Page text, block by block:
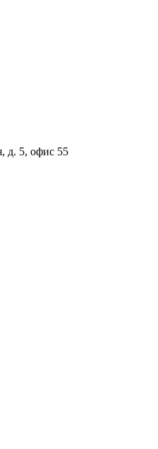
д. 5, офис 55